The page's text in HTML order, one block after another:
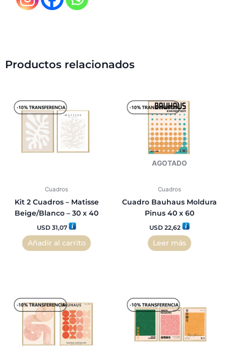
Productos relacionados
Cuadros
Kit 2 Cuadros – Matisse
Beige/Blanco – 30 x 40
USD 31,07
Añadir al carrito
AGOTADO
Cuadros
Cuadro Bauhaus Moldura
Pinus 40 x 60
USD 22,62
Leer más